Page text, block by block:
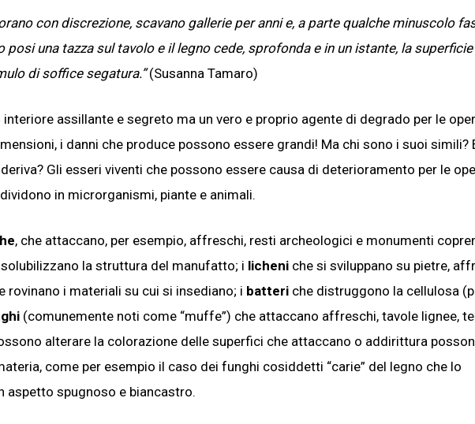
con discrezione, scavano gallerie per anni e, a parte qualche minuscolo
una tazza sul tavolo e il legno cede, sprofonda e in un istante, la
di soffice segatura.”(Susanna Tamaro)
assillante e segreto ma un vero e proprio agente di degrado per le
i danni che produce possono essere grandi! Ma chi sono i suoi simili?
Gli esseri viventi che possono essere causa di deterioramento per le
in microrganismi, piante e animali.
, che attaccano, per esempio, affreschi, resti archeologici e monumenti
la struttura del manufatto; i licheni che si sviluppano su pietre,
rovinano i materiali su cui si insediano; i batteri che distruggono la cellulosa
(comunemente noti come “muffe”) che attaccano affreschi, tavole lignee,
alterare la colorazione delle superfici che attaccano o addirittura
come per esempio il caso dei funghi cosiddetti “carie” del legno che lo
spugnoso e biancastro.